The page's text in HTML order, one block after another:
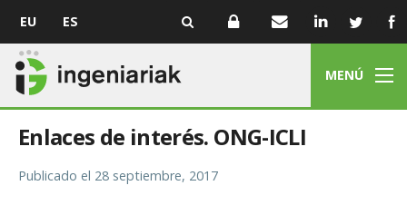
EU ES
MENÚ
Enlaces de interés. ONG-ICLI
Publicado el 28 septiembre, 2017